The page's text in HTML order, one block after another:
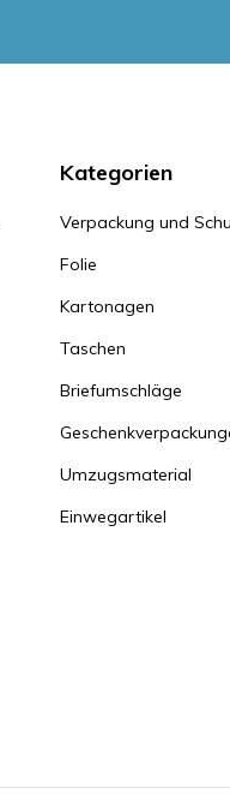
Kategorien
Verpackung und
Folie
Kartonagen
Taschen
Briefumschläge
Umzugsmaterial
Einwegartikel